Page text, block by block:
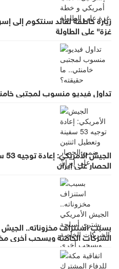
زيارة خاطفة لقائد سنتكوم إلى
غزة" على الطاولة
تداول فيديو منسوب لمجتبى
الحصار على إيران
بسبب استنزاف مخزوناته..
الشركات الخاصة ويسحب أخرى